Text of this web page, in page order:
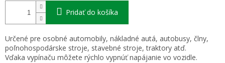
Pridať do košíka
Určené pre osobné automobily, nákladné autá, autobusy, člny,
poľnohospodárske stroje, stavebné stroje, traktory atď.
Vďaka vypínaču môžete rýchlo vypnúť napájanie vo vozidle.